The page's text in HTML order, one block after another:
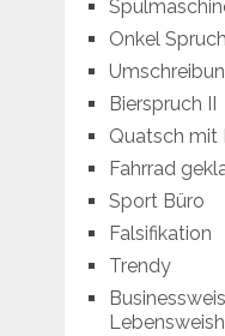
Onkel Spruch
Bierspruch II
Quatsch mit
Fahrrad
Sport Büro
Falsifikation
Trendy